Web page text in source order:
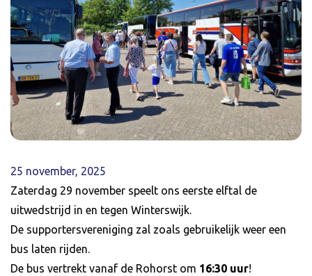
25 november, 2025
Zaterdag 29 november speelt ons eerste elftal de
uitwedstrijd in en tegen Winterswijk.
De supportersvereniging zal zoals gebruikelijk weer een
bus laten rijden.
De bus vertrekt vanaf de Rohorst om 16:30 uur!